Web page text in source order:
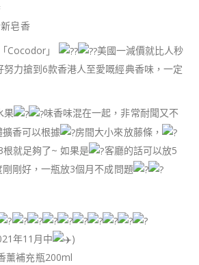
皂香
Cocodor」
美國一減價就比人秒
努力搶到6款香港人至愛嘅經典香味，一定
果
味香味混在一起，非常耐聞又不
香可以根據
房間大小來放藤條，
根就足夠了~ 如果是
客廳的話可以放5
剛好，一瓶放3個月不成問題
年11月中
)
薰補充瓶200ml